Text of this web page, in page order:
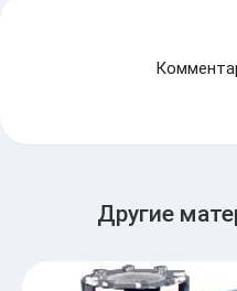
Другие